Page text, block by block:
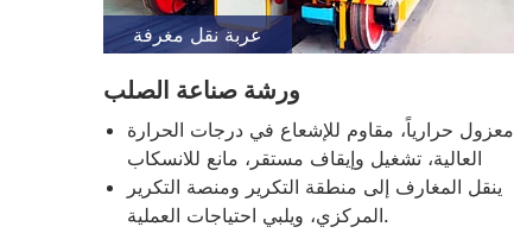
عربة نقل مغرفة
ورشة صناعة الصلب
معزول حرارياً، مقاوم للإشعاع في درجات الحرارة
العالية، تشغيل وإيقاف مستقر، مانع للانسكاب
ينقل المغارف إلى منطقة التكرير ومنصة التكرير
المركزي، ويلبي احتياجات العملية.